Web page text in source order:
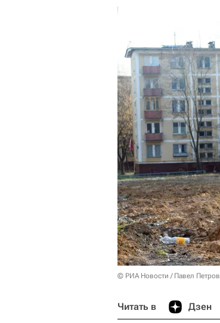
© РИА Новости / Павел Петров
Читать в Дзен